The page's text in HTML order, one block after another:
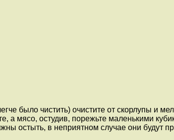
было чистить) очистите от скорлупы и
а мясо, остудив, порежьте маленькими
остыть, в неприятном случае они будут